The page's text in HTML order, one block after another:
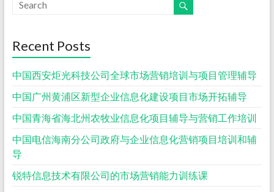
Recent Posts
中国西安炬光科技公司全球市场营销培训与项目管理辅导
中国广州黄浦区新型企业信息化建设项目市场开拓辅导
中国青海省海北州农牧业信息化项目辅导与营销工作培训
中国电信海南分公司政府与企业信息化营销项目培训和辅
导
锐特信息技术有限公司的市场营销能力训练课